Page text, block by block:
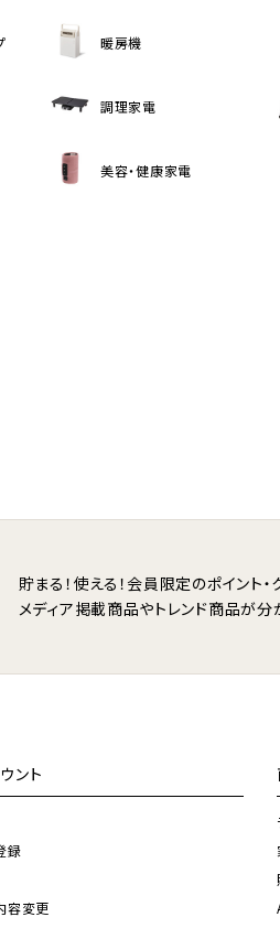
暖房機
調理家電
美容・健康家電
貯まる！使える！会員限定のポイント
メディア掲載商品やトレンド商品が分
ント
録
容変更